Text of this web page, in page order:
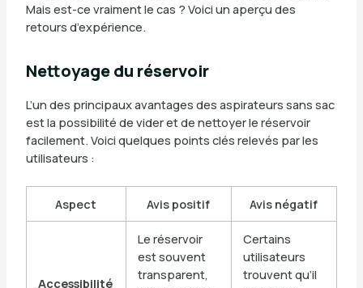
Mais est-ce vraiment le cas ? Voici un aperçu des
retours d’expérience.
Nettoyage du réservoir
L’un des principaux avantages des aspirateurs sans sac
est la possibilité de vider et de nettoyer le réservoir
facilement. Voici quelques points clés relevés par les
utilisateurs :
Aspect Avis positif Avis négatif
Accessibilité
Le réservoir
est souvent
transparent,
Certains
utilisateurs
trouvent qu’il